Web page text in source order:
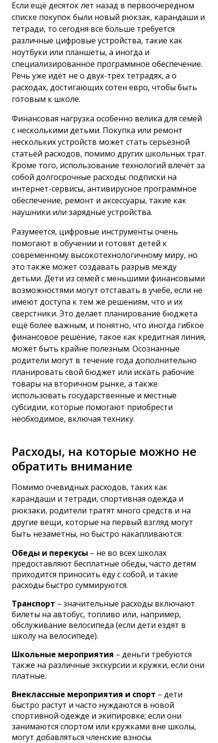
Если ещё десяток лет назад в первоочередном
списке покупок были новый рюкзак, карандаши и
тетради, то сегодня всё больше требуется
различные цифровые устройства, такие как
ноутбуки или планшеты, а иногда и
специализированное программное обеспечение.
Речь уже идёт не о двух-трёх тетрадях, а о
расходах, достигающих сотен евро, чтобы быть
готовым к школе.
Финансовая нагрузка особенно велика для семей
с несколькими детьми. Покупка или ремонт
нескольких устройств может стать серьёзной
статьёй расходов, помимо других школьных трат.
Кроме того, использование технологий влечёт за
собой долгосрочные расходы: подписки на
интернет-сервисы, антивирусное программное
обеспечение, ремонт и аксессуары, такие как
наушники или зарядные устройства.
Разумеется, цифровые инструменты очень
помогают в обучении и готовят детей к
современному высокотехнологичному миру, но
это также может создавать разрыв между
детьми. Дети из семей с меньшими финансовыми
возможностями могут отставать в учебе, если не
имеют доступа к тем же решениям, что и их
сверстники. Это делает планирование бюджета
ещё более важным, и понятно, что иногда гибкое
финансовое решение, такое как кредитная линия,
может быть крайне полезным. Осознанные
родители могут в течение года дополнительно
планировать свой бюджет или искать рабочие
товары на вторичном рынке, а также
использовать государственные и местные
субсидии, которые помогают приобрести
необходимое, включая технику.
Расходы, на которые можно не
обратить внимание
Помимо очевидных расходов, таких как
карандаши и тетради, спортивная одежда и
рюкзаки, родители тратят много средств и на
другие вещи, которые на первый взгляд могут
быть незаметны, но быстро накапливаются:
Обеды и перекусы – не во всех школах
предоставляют бесплатные обеды, часто детям
приходится приносить еду с собой, и такие
расходы быстро суммируются.
Транспорт – значительные расходы включают
билеты на автобус, топливо или, например,
обслуживание велосипеда (если дети ездят в
школу на велосипеде).
Школьные мероприятия – деньги требуются
также на различные экскурсии и кружки, если они
платные.
Внеклассные мероприятия и спорт – дети
быстро растут и часто нуждаются в новой
спортивной одежде и экипировке; если они
занимаются спортом или кружками вне школы,
могут добавляться членские взносы.